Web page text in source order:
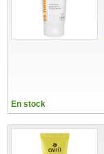
En stock